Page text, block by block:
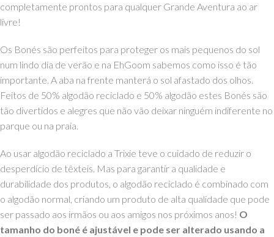
completamente prontos para qualquer Grande Aventura ao ar
livre!
Os Bonés são perfeitos para proteger os mais pequenos do sol
num lindo dia de verão e na EhGoom sabemos como isso é tão
importante. A aba na frente manterá o sol afastado dos olhos.
Feitos de 50% algodão reciclado e 50% algodão estes Bonés são
tão divertidos e alegres que não vão deixar ninguém indiferente no
parque ou na praia.
Ao usar algodão reciclado a Trixie teve o cuidado de reduzir o
desperdício de têxteis. Mas para garantir a qualidade e
durabilidade dos produtos, o algodão reciclado é combinado com
o algodão normal, criando um produto de alta qualidade que pode
ser passado aos irmãos ou aos amigos nos próximos anos! O
tamanho do boné é ajustável e pode ser alterado usando a